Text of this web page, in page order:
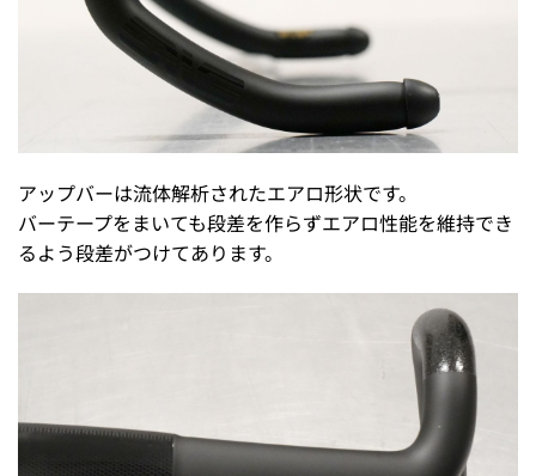
アップバーは流体解析されたエアロ形状です。
バーテープをまいても段差を作らずエアロ性能を維持でき
るよう段差がつけてあります。